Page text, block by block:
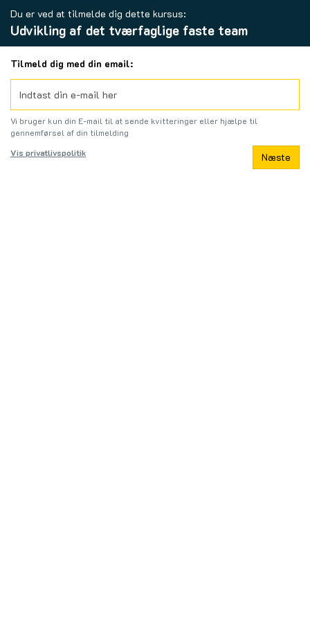
Du er ved at tilmelde dig dette kursus:
Udvikling af det tværfaglige faste team
Tilmeld dig med din email:
Vi bruger kun din E-mail til at sende kvitteringer eller hjælpe til
gennemførsel af din tilmelding
Vis privatlivspolitik